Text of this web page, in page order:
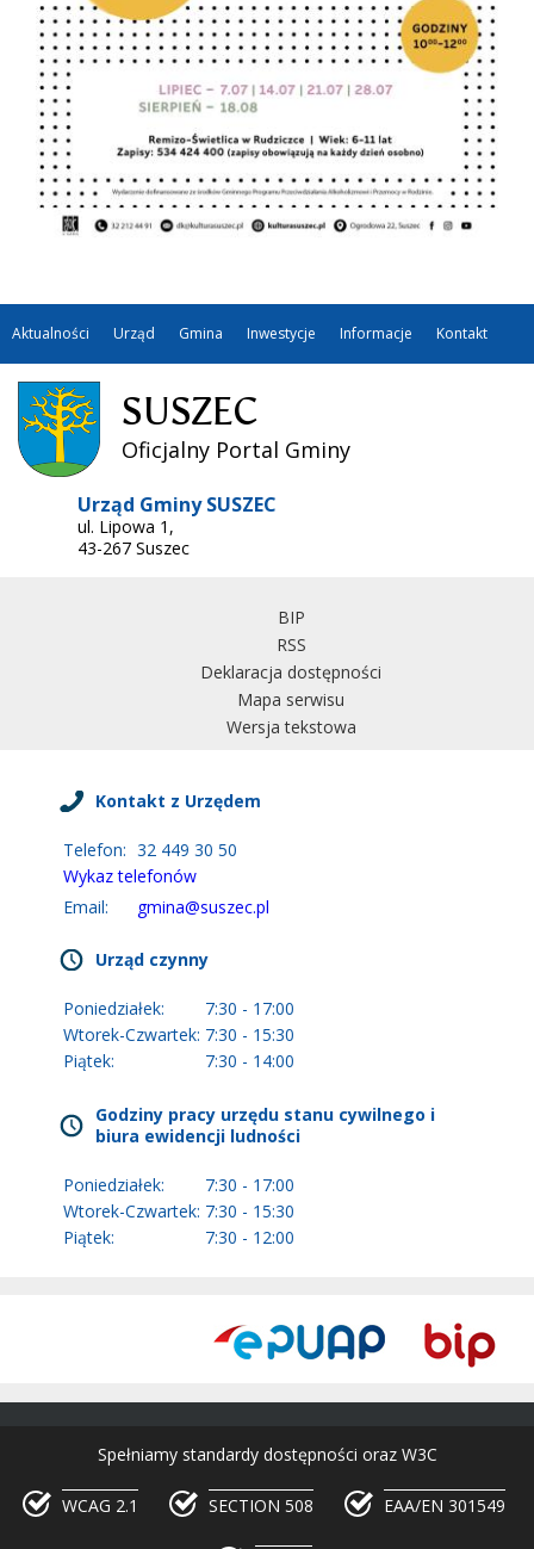
Aktualności Urząd Gmina Inwestycje Informacje Kontakt
SUSZEC
Oficjalny Portal Gminy
Urząd Gminy SUSZEC
ul. Lipowa 1,
43-267 Suszec
BIP
RSS
Deklaracja dostępności
Mapa serwisu
Wersja tekstowa
Kontakt z Urzędem
Telefon: 32 449 30 50
Wykaz telefonów
Email:
gmina@suszec.pl
Urząd czynny
Poniedziałek:
7:30 - 17:00
Wtorek-Czwartek: 7:30 - 15:30
Piątek:
7:30 - 14:00
Godziny pracy urzędu stanu cywilnego i
biura ewidencji ludności
Poniedziałek:
7:30 - 17:00
Wtorek-Czwartek: 7:30 - 15:30
Piątek:
7:30 - 12:00
Spełniamy standardy dostępności oraz W3C
WCAG 2.1 SECTION 508 EAA/EN 301549